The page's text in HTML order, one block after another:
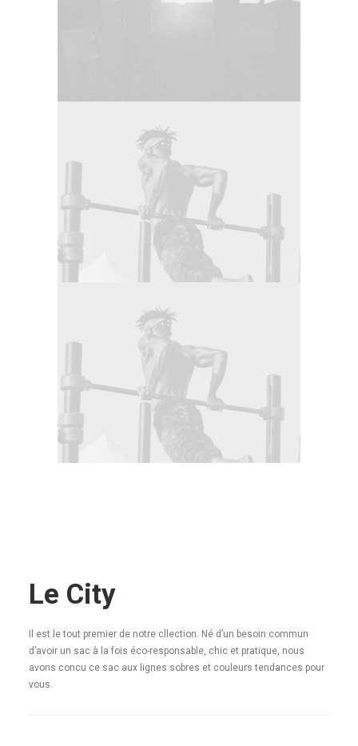
Le City
Il est le tout premier de notre cllection. Né d’un besoin commun
d’avoir un sac à la fois éco-responsable, chic et pratique, nous
avons concu ce sac aux lignes sobres et couleurs tendances pour
vous.